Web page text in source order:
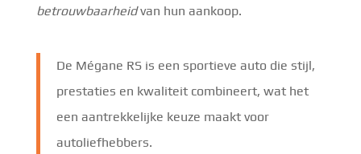
betrouwbaarheidvan hun aankoop.
De Mégane RS is een sportieve auto die stijl,
prestaties en kwaliteit combineert, wat het
een aantrekkelijke keuze maakt voor
autoliefhebbers.